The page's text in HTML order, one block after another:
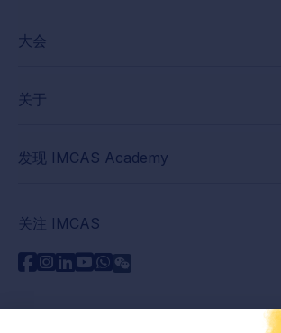
大会
关于
发现 IMCAS Academy
关注 IMCAS